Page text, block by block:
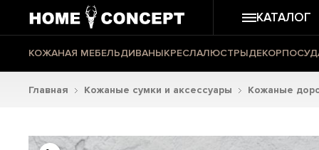
КАТАЛОГ
КОЖАНАЯ МЕБЕЛЬДИВАНЫКРЕСЛАЛЮСТРЫДЕКОР
Главная Кожаные сумки и аксессуары Кожаные